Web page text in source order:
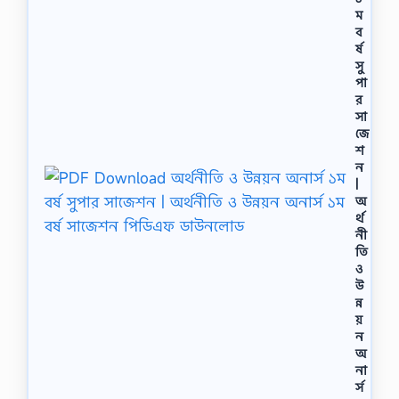
ম
ব
র্ষ
সু
পা
র
সা
জে
শ
ন
|
অ
র্থ
নী
তি
ও
উ
ন্ন
য়
ন
অ
না
র্স